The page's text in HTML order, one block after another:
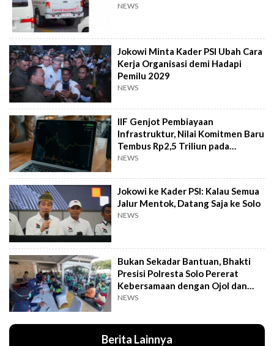
NEWS
Jokowi Minta Kader PSI Ubah Cara
Kerja Organisasi demi Hadapi
Pemilu 2029
NEWS
IIF Genjot Pembiayaan
Infrastruktur, Nilai Komitmen Baru
Tembus Rp2,5 Triliun pada
Semester I 2026
NEWS
Jokowi ke Kader PSI: Kalau Semua
Jalur Mentok, Datang Saja ke Solo
NEWS
Bukan Sekadar Bantuan, Bhakti
Presisi Polresta Solo Pererat
Kebersamaan dengan Ojol dan
Supeltas
NEWS
Berita Lainnya